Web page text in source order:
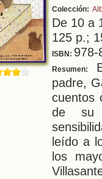
Colección:
De 10 a
125 p.;
ISBN: 978-
Resumen:
padre,
cuentos
de su
leído a
los